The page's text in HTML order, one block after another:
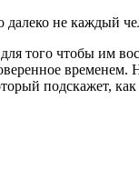
не каждый
того чтобы им
подскажет,